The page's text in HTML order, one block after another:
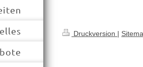
Druckversion |